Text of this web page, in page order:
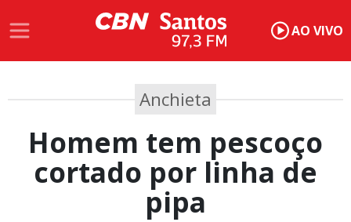
AO VIVO
Anchieta
Homem tem pescoço
cortado por linha de
pipa